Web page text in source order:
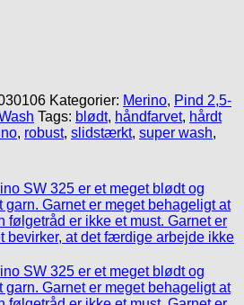
Kategorier: Merino, Pind 2,5-
Tags: blødt, håndfarvet, hårdt
, robust, slidstærkt, super wash,